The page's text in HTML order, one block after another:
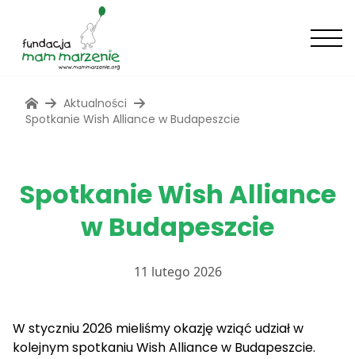
Aktualności
Spotkanie Wish Alliance w Budapeszcie
Spotkanie Wish Alliance
w Budapeszcie
11 lutego 2026
W styczniu 2026 mieliśmy okazję wziąć udział w
kolejnym spotkaniu Wish Alliance w Budapeszcie.